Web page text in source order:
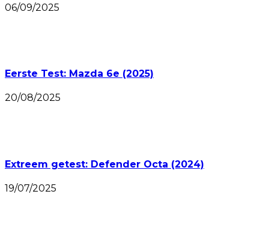
06/09/2025
Eerste Test: Mazda 6e (2025)
20/08/2025
Extreem getest: Defender Octa (2024)
19/07/2025